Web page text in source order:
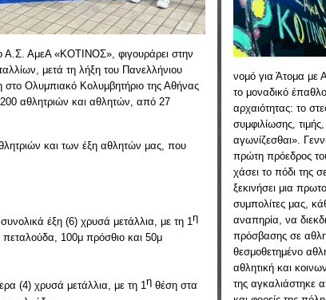
Α.Σ. ΑμεΑ «ΚΟΤΙΝΟΣ», φιγουράρει στην
μετά τη λήξη του Πανελλήνιου
Ολυμπιακό Κολυμβητήριο της Αθήνας
αθλητριών και αθλητών, από 27
και των έξη αθλητών μας, που
έξη (6) χρυσά μετάλλια, με τη 1η
100μ πρόσθιο και 50μ
(4) χρυσά μετάλλια, με τη 1η θέση στα
νομό για Άτομα με
το μοναδικό
αρχαιότητας: το
συμφιλίωσης,
αγωνίζεσθαι».
πρώτη πρόεδρος
χάσει το πόδι της
ξεκινήσει μια
συμπολίτες μας,
αναπηρία, να
πρόσβασης σε
θεσμοθετημένο
αθλητική και
της αγκαλιάστηκε